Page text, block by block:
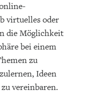
virtuelles oder
die Möglichkeit
bei einem
zu
Ideen
vereinbaren.